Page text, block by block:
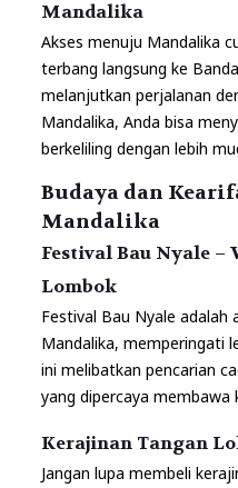
Mandalika
Akses menuju Mandalika
terbang langsung ke
melanjutkan perjalanan
Mandalika, Anda bisa
berkeliling dengan lebih
Budaya dan
Mandalika
Festival Bau Nyale –
Lombok
Festival Bau Nyale adalah
Mandalika, memperingati
ini melibatkan pencarian
yang dipercaya membawa
Kerajinan Tangan
Jangan lupa membeli